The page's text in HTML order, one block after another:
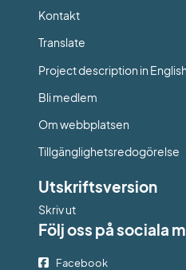
Kontakt
Translate
Project description in English
Bli medlem
Om webbplatsen
Tillgänglighetsredogörelse
Utskriftsversion
Skriv ut
Följ oss på sociala
Facebook